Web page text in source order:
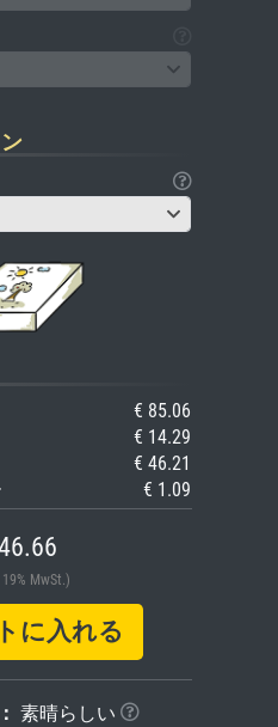
€ 85.06
€ 14.29
€ 46.21
€ 1.09
MwSt.)
に入れる
素晴らしい